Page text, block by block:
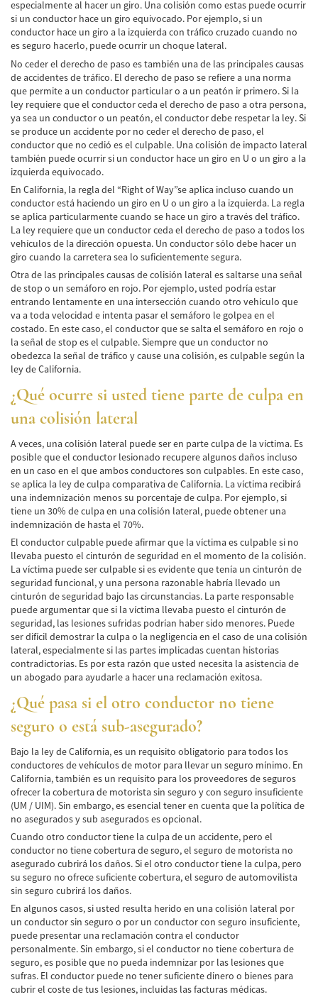
Lesiones en los Accidentes Peatonales
Recuperación de la Compensación
Lesiones Catastróficas
Accidentes de Avión
Accidentes de Automóvil
Accidentes de Autobuses Turísticos
Accidente de Bicicleta
Accidentes de Camiones
Accidentes de Limusina
Accidentes de Motocicleta
Accidentes Peatonales
Accidentes de Tren y Metro
Muerte por Negligencia
por Negligencia
Construyendo su Caso
Daños que se pueden recuperar en una
Demanda de Muerte por Negligencia
Estatuto de Limitaciones
Negligencia Médica
Bicycle Accident
Bicycle Accident Causes
Common Injuries
Bus Accident
Bus Accident Statistics
Common Bus Accidents Causes
Common Carrier Law in California
Required Evidence in Bus Accident Cases
Winning Your Case
Car Accident
Brake Failure
Car Accident Fatality Statistics
Common Types of Accidents
especialmente al hacer un giro. Una colisión como estas puede ocurrir
si un conductor hace un giro equivocado. Por ejemplo, si un
conductor hace un giro a la izquierda con tráfico cruzado cuando no
es seguro hacerlo, puede ocurrir un choque lateral.
No ceder el derecho de paso es también una de las principales causas
de accidentes de tráfico. El derecho de paso se refiere a una norma
que permite a un conductor particular o a un peatón ir primero. Si la
ley requiere que el conductor ceda el derecho de paso a otra persona,
ya sea un conductor o un peatón, el conductor debe respetar la ley. Si
se produce un accidente por no ceder el derecho de paso, el
conductor que no cedió es el culpable. Una colisión de impacto lateral
también puede ocurrir si un conductor hace un giro en U o un giro a la
izquierda equivocado.
En California, la regla del “Right of Way”se aplica incluso cuando un
conductor está haciendo un giro en U o un giro a la izquierda. La regla
se aplica particularmente cuando se hace un giro a través del tráfico.
La ley requiere que un conductor ceda el derecho de paso a todos los
vehículos de la dirección opuesta. Un conductor sólo debe hacer un
giro cuando la carretera sea lo suficientemente segura.
Otra de las principales causas de colisión lateral es saltarse una señal
de stop o un semáforo en rojo. Por ejemplo, usted podría estar
entrando lentamente en una intersección cuando otro vehículo que
va a toda velocidad e intenta pasar el semáforo le golpea en el
costado. En este caso, el conductor que se salta el semáforo en rojo o
la señal de stop es el culpable. Siempre que un conductor no
obedezca la señal de tráfico y cause una colisión, es culpable según la
ley de California.
¿Qué ocurre si usted tiene parte de culpa en
una colisión lateral
A veces, una colisión lateral puede ser en parte culpa de la víctima. Es
posible que el conductor lesionado recupere algunos daños incluso
en un caso en el que ambos conductores son culpables. En este caso,
se aplica la ley de culpa comparativa de California. La víctima recibirá
una indemnización menos su porcentaje de culpa. Por ejemplo, si
tiene un 30% de culpa en una colisión lateral, puede obtener una
indemnización de hasta el 70%.
El conductor culpable puede afirmar que la víctima es culpable si no
llevaba puesto el cinturón de seguridad en el momento de la colisión.
La víctima puede ser culpable si es evidente que tenía un cinturón de
seguridad funcional, y una persona razonable habría llevado un
cinturón de seguridad bajo las circunstancias. La parte responsable
puede argumentar que si la víctima llevaba puesto el cinturón de
seguridad, las lesiones sufridas podrían haber sido menores. Puede
ser difícil demostrar la culpa o la negligencia en el caso de una colisión
lateral, especialmente si las partes implicadas cuentan historias
contradictorias. Es por esta razón que usted necesita la asistencia de
un abogado para ayudarle a hacer una reclamación exitosa.
¿Qué pasa si el otro conductor no tiene
seguro o está sub-asegurado?
Bajo la ley de California, es un requisito obligatorio para todos los
conductores de vehículos de motor para llevar un seguro mínimo. En
California, también es un requisito para los proveedores de seguros
ofrecer la cobertura de motorista sin seguro y con seguro insuficiente
(UM / UIM). Sin embargo, es esencial tener en cuenta que la política de
no asegurados y sub asegurados es opcional.
Cuando otro conductor tiene la culpa de un accidente, pero el
conductor no tiene cobertura de seguro, el seguro de motorista no
asegurado cubrirá los daños. Si el otro conductor tiene la culpa, pero
su seguro no ofrece suficiente cobertura, el seguro de automovilista
sin seguro cubrirá los daños.
En algunos casos, si usted resulta herido en una colisión lateral por
un conductor sin seguro o por un conductor con seguro insuficiente,
puede presentar una reclamación contra el conductor
personalmente. Sin embargo, si el conductor no tiene cobertura de
seguro, es posible que no pueda indemnizar por las lesiones que
sufras. El conductor puede no tener suficiente dinero o bienes para
cubrir el coste de tus lesiones, incluidas las facturas médicas.